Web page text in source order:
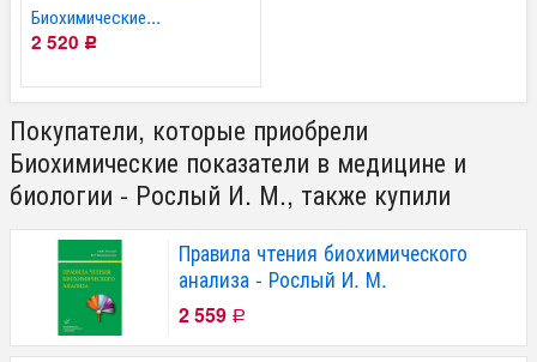
Биохимические...
2 520 Р
Покупатели, которые приобрели
Биохимические показатели в медицине и
биологии - Рослый И. М., также купили
Правила чтения биохимического
анализа - Рослый И. М.
2 559 Р